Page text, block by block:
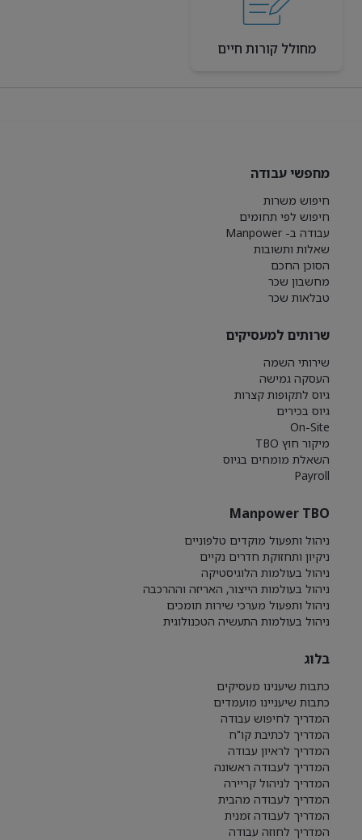
מחולל קורות חיים
מחפשי עבודה
חיפוש משרות
חיפוש לפי תחומים
עבודה ב- Manpower
שאלות ותשובות
הסוכן החכם
מחשבון שכר
טבלאות שכר
שרותים למעסיקים
שירותי השמה
העסקה גמישה
גיוס לתקופות קצרות
גיוס בכירים
On-Site
מיקור חוץ TBO
השאלת מומחים בגיוס
Payroll
Manpower TBO
ניהול ותפעול מוקדים טלפוניים
ניקיון ותחזוקת חדרים נקיים
ניהול בעולמות הלוגיסטיקה
ניהול בעולמות הייצור, האריזה וההרכבה
ניהול ותפעול מערכי שירות תומכים
ניהול בעולמות התעשיה הטכנולוגית
בלוג
כתבות שיענינו מעסיקים
כתבות שיעניינו מועמדים
המדריך לחיפוש עבודה
המדריך לכתיבת קו"ח
המדריך לראיון עבודה
המדריך לעבודה ראשונה
המדריך לניהול קריירה
המדריך לעבודה מהבית
המדריך לעבודה זמנית
המדריך לחוזה עבודה